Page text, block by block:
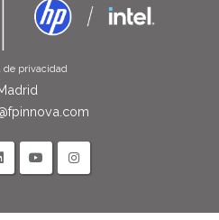
de privacidad